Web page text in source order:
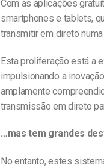
Com as aplicações
smartphones e tablets,
transmitir em direto
Esta proliferação está a
impulsionando a
amplamente
transmissão em direto
…mas tem grandes
No entanto, estes